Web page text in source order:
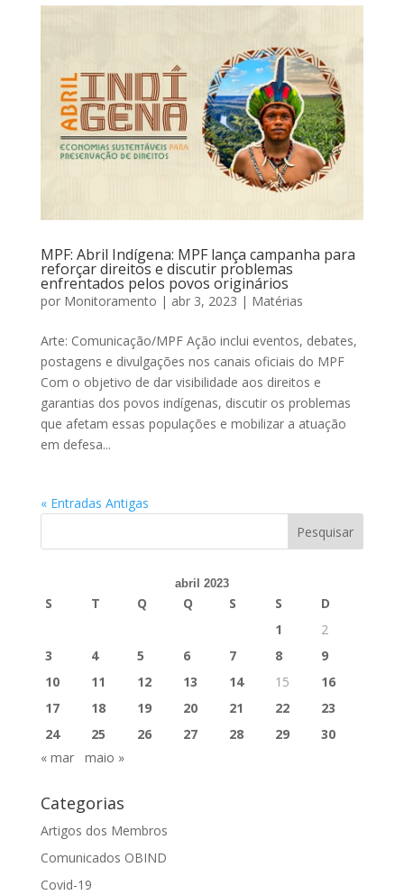
MPF: Abril Indígena: MPF lança campanha para
reforçar direitos e discutir problemas
enfrentados pelos povos originários
por Monitoramento | abr 3, 2023 | Matérias
Arte: Comunicação/MPF Ação inclui eventos, debates,
postagens e divulgações nos canais oficiais do MPF
Com o objetivo de dar visibilidade aos direitos e
garantias dos povos indígenas, discutir os problemas
que afetam essas populações e mobilizar a atuação
em defesa...
« Entradas Antigas
abril 2023
S T Q Q S S
D
1
2
3
4 5 6 7 8
9
10
11 12 13 14 15
16
17
18 19 20 21 22
23
24
25 26 27 28 29
30
« mar
maio »
Categorias
Artigos dos Membros
Comunicados OBIND
Covid-19